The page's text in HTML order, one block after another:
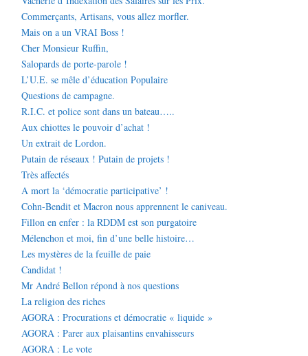
Commerçants, Artisans, vous allez morfler.
Mais on a un VRAI Boss !
Cher Monsieur Ruffin,
Salopards de porte-parole !
L’U.E. se mêle d’éducation Populaire
Questions de campagne.
R.I.C. et police sont dans un bateau…..
Aux chiottes le pouvoir d’achat !
Un extrait de Lordon.
Putain de réseaux ! Putain de projets !
Très affectés
A mort la ‘démocratie participative’ !
Cohn-Bendit et Macron nous apprennent le caniveau.
Fillon en enfer : la RDDM est son purgatoire
Mélenchon et moi, fin d’une belle histoire…
Les mystères de la feuille de paie
Candidat !
Mr André Bellon répond à nos questions
La religion des riches
AGORA : Procurations et démocratie « liquide »
AGORA : Parer aux plaisantins envahisseurs
AGORA : Le vote